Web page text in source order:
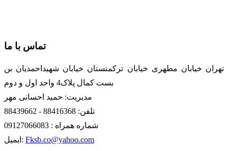
تماس با ما
تهران خیابان مطهری خیابان ترکمنستان خیابان شهیداحمدیان بن
بست کمال پلاک4 واحد اول و دوم
مدیریت: حمید احسانی مهر
تلفن: 88416368 - 88439662
شماره همراه : 09127066083
ایمیل: Fksb.co@yahoo.com